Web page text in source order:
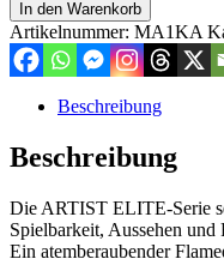
Elite
Koa
Sopranukulele
In den Warenkorb
Artikelnummer: MA1KA
Beschreibung
Beschreibung
Die ARTIST ELITE-Serie
Spielbarkeit, Aussehen
Ein atemberaubender